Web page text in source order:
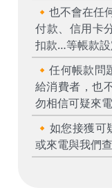
🔸也不會在任
付款、信用卡
扣款…等帳款設
🔸任何帳款問
給消費者，也
勿相信可疑來電
🔸如您接獲可
或來電與我們